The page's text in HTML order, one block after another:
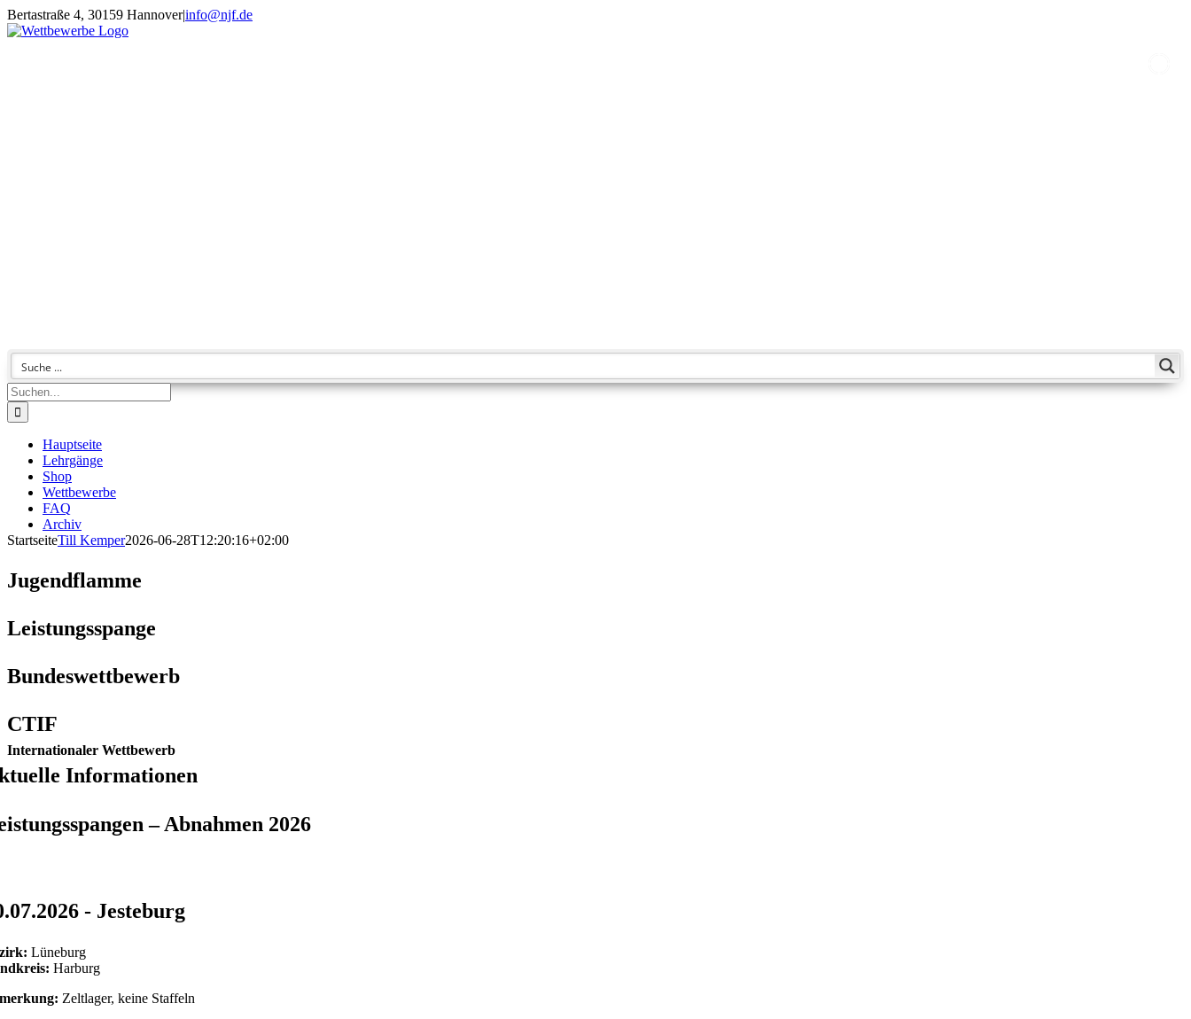
Zum
Inhalt
Bertastraße 4, 30159 Hannover|info@njf.de
Facebook
Instagram
YouTube
E-
Suche
nach:
Hauptseite
Lehrgänge
Shop
Wettbewerbe
FAQ
Archiv
StartseiteTill Kemper2026-06-28T12:20:16+02:00
Jugendflamme
Leistungsspange
Bundeswettbewerb
CTIF
Internationaler Wettbewerb
Informationen
– Abnahmen 2026
- Jesteburg
Lüneburg
Harburg
Zeltlager, keine Staffeln